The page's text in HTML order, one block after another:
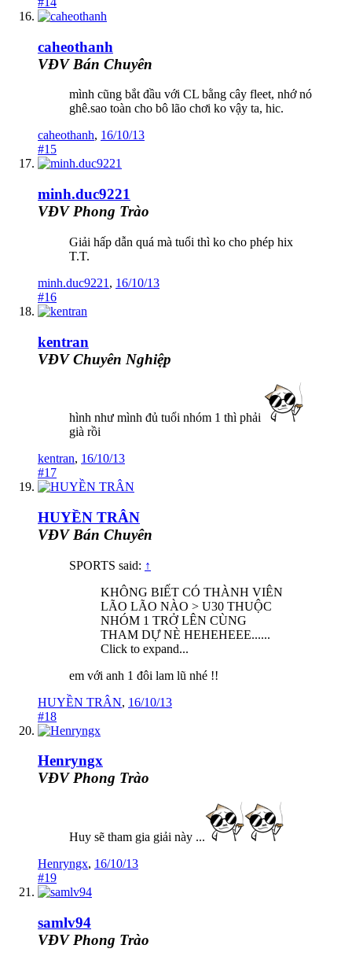
caheothanh
VĐV Bán Chuyên
mình cũng bắt đầu với CL bằng cây fleet, nhớ nó
ghê.sao toàn cho bô lão chơi ko vậy ta, hic.
caheothanh, 16/10/13
#15
minh.duc9221
VĐV Phong Trào
Giải hấp dẫn quá mà tuổi thì ko cho phép hix
T.T.
minh.duc9221 , 16/10/13
#16
kentran
VĐV Chuyên Nghiệp
hình như mình đủ tuổi nhóm 1 thì phải
già rồi
kentran, 16/10/13
#17
HUYỀN TRÂN
VĐV Bán Chuyên
SPORTS said: ↑
KHÔNG BIẾT CÓ THÀNH VIÊN
LÃO LÃO NÀO > U30 THUỘC
NHÓM 1 TRỞ LÊN CÙNG
THAM DỰ NÈ HEHEHEEE......
Click to expand...
em với anh 1 đôi lam lũ nhé !!
HUYỀN TRÂN, 16/10/13
#18
Henryngx
VĐV Phong Trào
Huy sẽ tham gia giải này ...
Henryngx, 16/10/13
#19
samlv94
VĐV Phong Trào